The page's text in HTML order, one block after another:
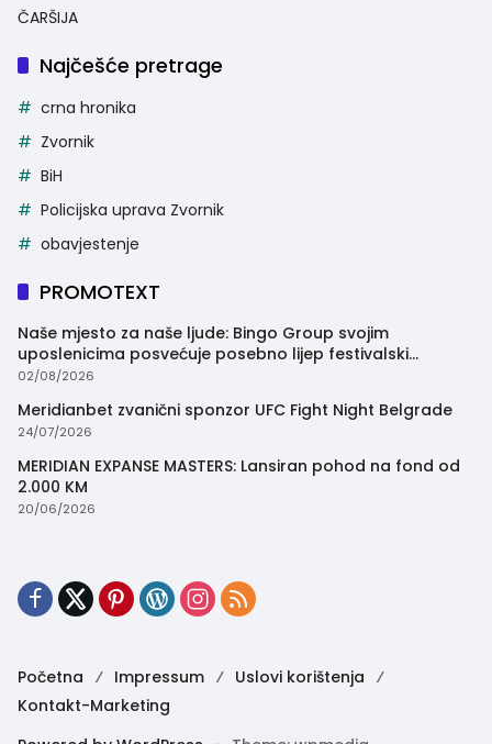
ČARŠIJA
Najčešće pretrage
crna hronika
Zvornik
BiH
Policijska uprava Zvornik
obavjestenje
PROMOTEXT
Naše mjesto za naše ljude: Bingo Group svojim
uposlenicima posvećuje posebno lijep festivalski
trenutak
02/08/2026
Meridianbet zvanični sponzor UFC Fight Night Belgrade
24/07/2026
MERIDIAN EXPANSE MASTERS: Lansiran pohod na fond od
2.000 KM
20/06/2026
Početna Impressum
Uslovi korištenja
Kontakt-Marketing